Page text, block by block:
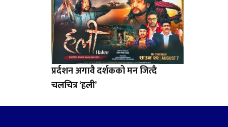
प्रर्दशन अगावै दर्शकको मन जित्दै
चलचित्र ‘हली’